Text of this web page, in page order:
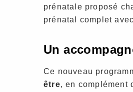
prénatale proposé
prénatal complet
Un
Ce nouveau
être, en complément